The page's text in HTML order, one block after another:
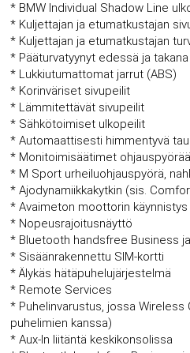
* BMW Individual Shadow Line
* Kuljettajan ja etumatkustajan
* Kuljettajan ja etumatkustajan
* Pääturvatyynyt edessä ja takana
* Lukkiutumattomat jarrut (ABS)
* Korinväriset sivupeilit
* Lämmitettävät sivupeilit
* Sähkötoimiset ulkopeilit
* Automaattisesti himmentyvä
* Monitoimisäätimet
* M Sport urheiluohjauspyörä,
* Ajodynamiikkakytkin (sis.
* Avaimeton moottorin käynnistys
* Nopeusrajoitusnäyttö
* Bluetooth handsfree Business
* Sisäänrakennettu SIM-kortti
* Älykäs hätäpuhelujärjestelmä
* Remote Services
* Puhelinvarustus, jossa Wireless
puhelimien kanssa)
* Aux-In liitäntä keskikonsolissa